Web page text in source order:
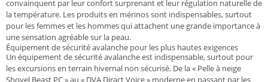
convainquent par leur confort surprenant et leur régulation naturelle de
la température. Les produits en mérinos sont indispensables, surtout
pour les femmes et les hommes qui attachent une grande importance à
une sensation agréable sur la peau.
Équipement de sécurité avalanche pour les plus hautes exigences
Un équipement de sécurité avalanche est indispensable, surtout pour
les excursions en terrain hivernal non sécurisé. De la « Pelle à neige
Shovel Beast PC » au « DVA Diract Voice » moderne en passant par les